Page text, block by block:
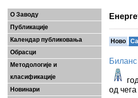
О Заводу
Публикације
Календар публиковања
Обрасци
Методологије и
класификације
Новинари
Ново
од